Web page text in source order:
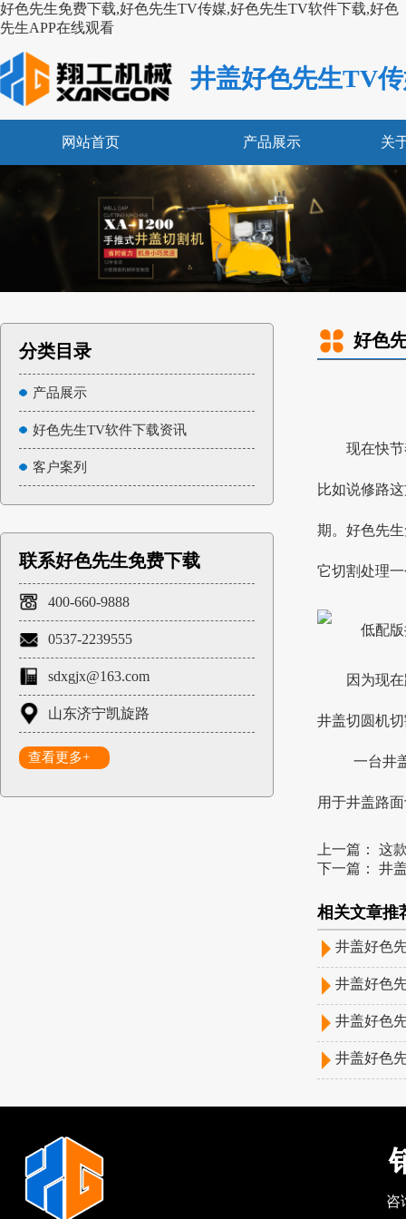
好色先生免费下载,好色先生TV传媒,好色先生TV软件下载,好色
先生APP在线观看
井盖好色先生TV
网站首页 产品展示 关
分类目录
产品展示
好色先生TV软件下载资讯
客户案列
联系好色先生免费下载
400-660-9888
0537-2239555
sdxgjx@163.com
山东济宁凯旋路
查看更多+
好色
现在快节
比如说修路这
期。好色先
它切割处理一
因为现在
井盖切圆机切
一台井
用于井盖路面
上一篇： 这
下一篇： 井
相关文章推荐
井盖好色
井盖好色
井盖好色
井盖好色
咨